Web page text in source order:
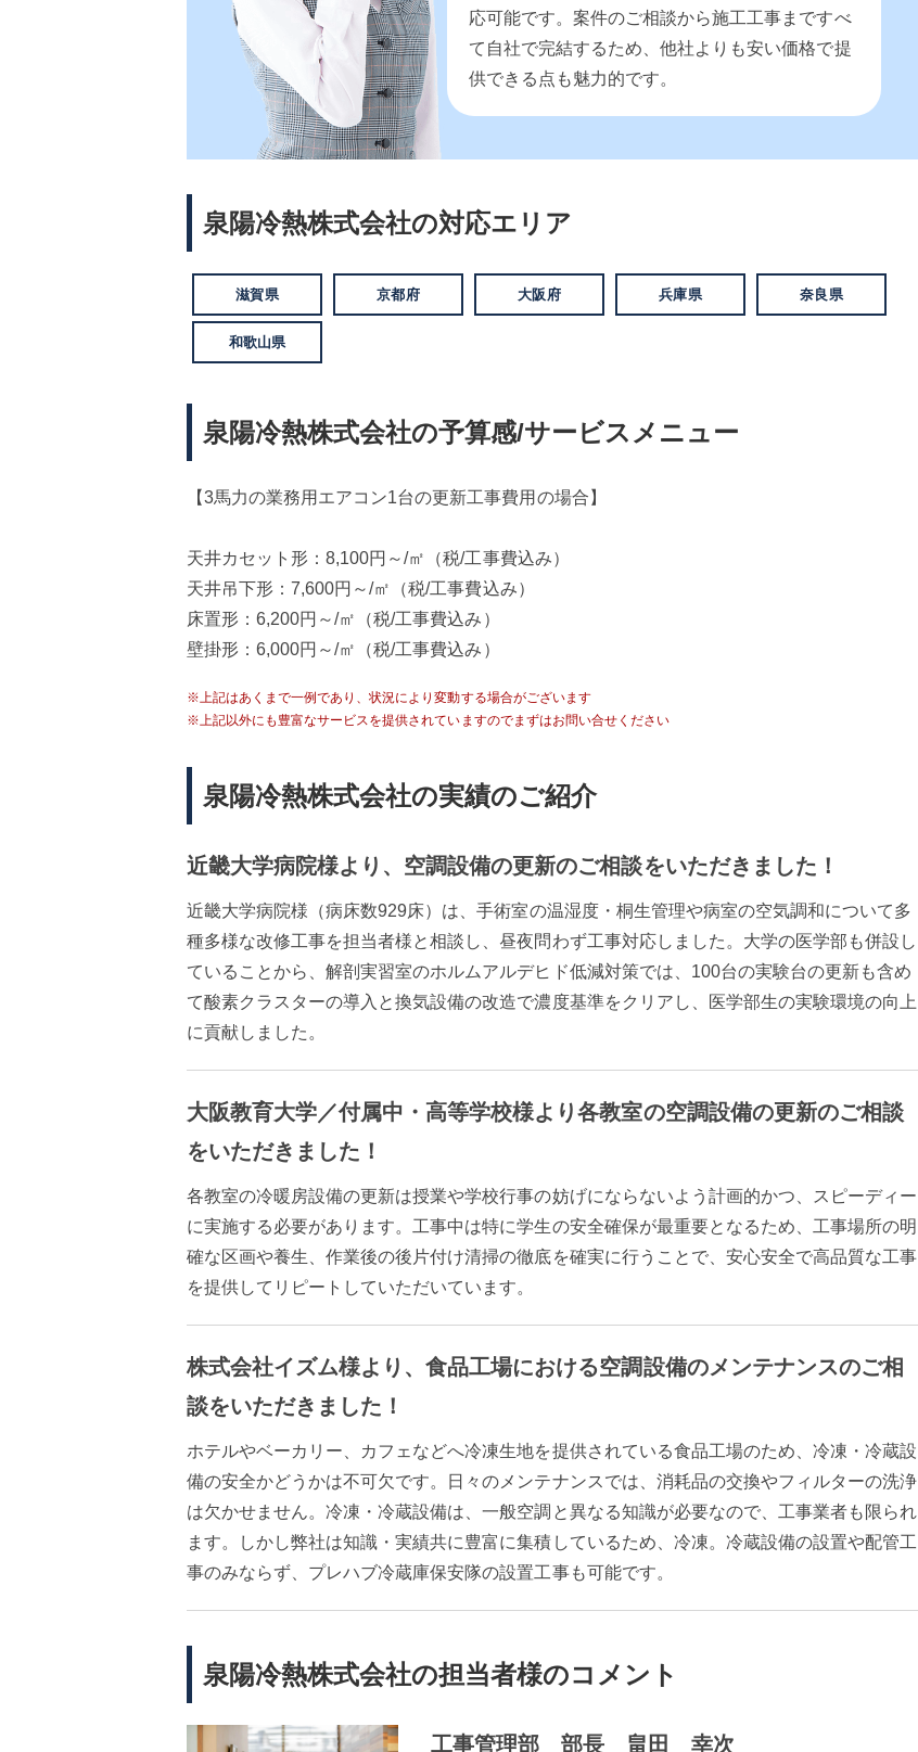
応可能です。案件のご相談から施工工事まですべ
て自社で完結するため、他社よりも安い価格で提
供できる点も魅力的です。
泉陽冷熱株式会社の対応エリア
滋賀県 京都府 大阪府 兵庫県 奈良県
和歌山県
泉陽冷熱株式会社の予算感/サービスメニュー
【3馬力の業務用エアコン1台の更新工事費用の場合】
天井カセット形：8,100円～/㎡（税/工事費込み）
天井吊下形：7,600円～/㎡（税/工事費込み）
床置形：6,200円～/㎡（税/工事費込み）
壁掛形：6,000円～/㎡（税/工事費込み）
※上記はあくまで一例であり、状況により変動する場合がございます
※上記以外にも豊富なサービスを提供されていますのでまずはお問い合せください
泉陽冷熱株式会社の実績のご紹介
近畿大学病院様より、空調設備の更新のご相談をいただきました！
近畿大学病院様（病床数929床）は、手術室の温湿度・桐生管理や病室の空気調和について多
種多様な改修工事を担当者様と相談し、昼夜問わず工事対応しました。大学の医学部も併設し
ていることから、解剖実習室のホルムアルデヒド低減対策では、100台の実験台の更新も含め
て酸素クラスターの導入と換気設備の改造で濃度基準をクリアし、医学部生の実験環境の向上
に貢献しました。
大阪教育大学／付属中・高等学校様より各教室の空調設備の更新のご相談
をいただきました！
各教室の冷暖房設備の更新は授業や学校行事の妨げにならないよう計画的かつ、スピーディー
に実施する必要があります。工事中は特に学生の安全確保が最重要となるため、工事場所の明
確な区画や養生、作業後の後片付け清掃の徹底を確実に行うことで、安心安全で高品質な工事
を提供してリピートしていただいています。
株式会社イズム様より、食品工場における空調設備のメンテナンスのご相
談をいただきました！
ホテルやベーカリー、カフェなどへ冷凍生地を提供されている食品工場のため、冷凍・冷蔵設
備の安全かどうかは不可欠です。日々のメンテナンスでは、消耗品の交換やフィルターの洗浄
は欠かせません。冷凍・冷蔵設備は、一般空調と異なる知識が必要なので、工事業者も限られ
ます。しかし弊社は知識・実績共に豊富に集積しているため、冷凍。冷蔵設備の設置や配管工
事のみならず、プレハブ冷蔵庫保安隊の設置工事も可能です。
泉陽冷熱株式会社の担当者様のコメント
工事管理部 部長 畠田 幸次